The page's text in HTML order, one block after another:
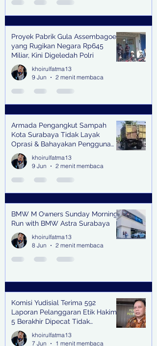
Proyek Pabrik Gula Assembagoes
yang Rugikan Negara Rp645
Miliar, Kini Digeledah Polri
khoirulfatma13
9 Jun
2 menit membaca
Armada Pengangkut Sampah
Kota Surabaya Tidak Layak
Oprasi & Bahayakan Pengguna
Jalan
khoirulfatma13
9 Jun
2 menit membaca
BMW M Owners Sunday Morning
Run with BMW Astra Surabaya
khoirulfatma13
8 Jun
2 menit membaca
Komisi Yudisial Terima 592
Laporan Pelanggaran Etik Hakim,
5 Berakhir Dipecat Tidak
Terhormat
khoirulfatma13
7 Jun
1 menit membaca